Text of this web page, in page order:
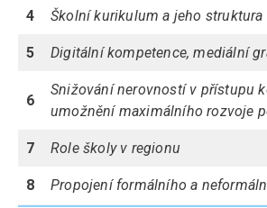
4 Školní kurikulum a jeho struktura
5 Digitální kompetence, mediální
6
Snižování nerovností v přístupu
umožnění maximálního rozvoje
7 Role školy v regionu
8
Propojení formálního a